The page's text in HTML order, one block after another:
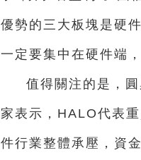
優勢的三大板塊是硬
一定要集中在硬件端
值得關注的是，
家表示，HALO代表
件行業整體承壓，資